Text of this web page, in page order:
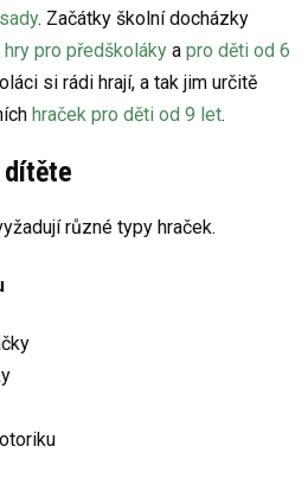
s
u
. Začátky školní docházky
pro předškoláky a pro děti od 6
si rádi hrají, a tak jim určitě
hraček pro děti od 9 let.
dítěte
různé typy hraček.